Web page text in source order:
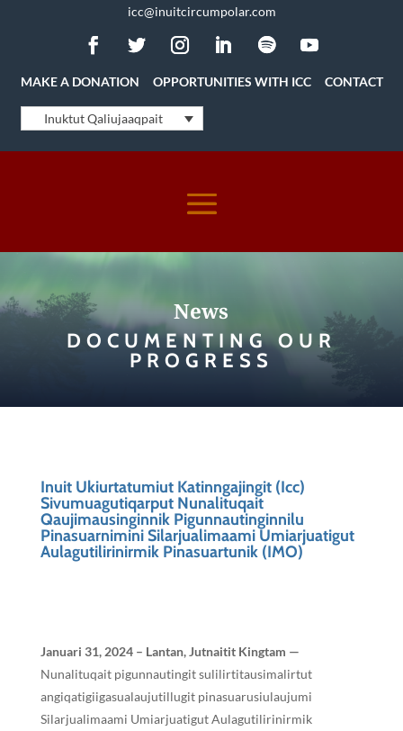
icc@inuitcircumpolar.com
MAKE A DONATION OPPORTUNITIES WITH ICC CONTACT
Inuktut Qaliujaaqpait
News
DOCUMENTING OUR
PROGRESS
Inuit Ukiurtatumiut Katinngajingit (Icc)
Sivumuagutiqarput Nunalituqait
Qaujimausinginnik Pigunnautinginnilu
Pinasuarnimini Silarjualimaami Umiarjuatigut
Aulagutilirinirmik Pinasuartunik (IMO)
Januari 31, 2024 – Lantan, Jutnaitit Kingtam —
Nunalituqait pigunnautingit sulilirtitausimalirtut
angiqatigiigasualaujutillugit pinasuarusiulaujumi
Silarjualimaami Umiarjuatigut Aulagutilirinirmik